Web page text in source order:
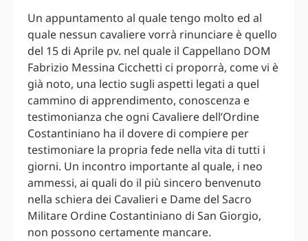
Un appuntamento al quale tengo molto ed al
quale nessun cavaliere vorrà rinunciare è quello
del 15 di Aprile pv. nel quale il Cappellano DOM
Fabrizio Messina Cicchetti ci proporrà, come vi è
già noto, una lectio sugli aspetti legati a quel
cammino di apprendimento, conoscenza e
testimonianza che ogni Cavaliere dell’Ordine
Costantiniano ha il dovere di compiere per
testimoniare la propria fede nella vita di tutti i
giorni. Un incontro importante al quale, i neo
ammessi, ai quali do il più sincero benvenuto
nella schiera dei Cavalieri e Dame del Sacro
Militare Ordine Costantiniano di San Giorgio,
non possono certamente mancare.